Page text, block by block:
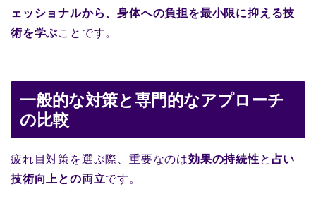
ェッショナルから、身体への負担を最小限に抑える技
術を学ぶことです。
一般的な対策と専門的なアプローチ
の比較
疲れ目対策を選ぶ際、重要なのは効果の持続性と 占い
技術向上との両立です。